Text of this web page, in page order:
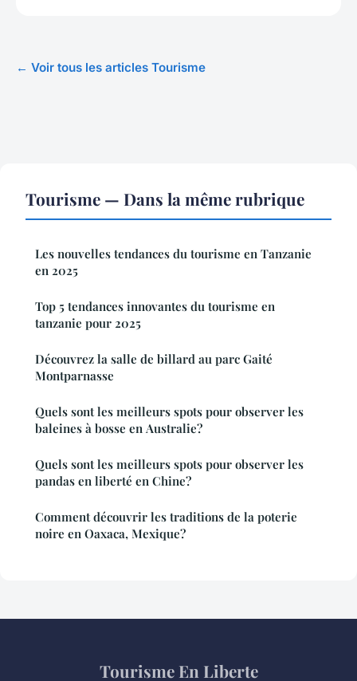
← Voir tous les articles Tourisme
Tourisme — Dans la même rubrique
Les nouvelles tendances du tourisme en Tanzanie
en 2025
Top 5 tendances innovantes du tourisme en
tanzanie pour 2025
Découvrez la salle de billard au parc Gaité
Montparnasse
Quels sont les meilleurs spots pour observer les
baleines à bosse en Australie?
Quels sont les meilleurs spots pour observer les
pandas en liberté en Chine?
Comment découvrir les traditions de la poterie
noire en Oaxaca, Mexique?
Tourisme En Liberte